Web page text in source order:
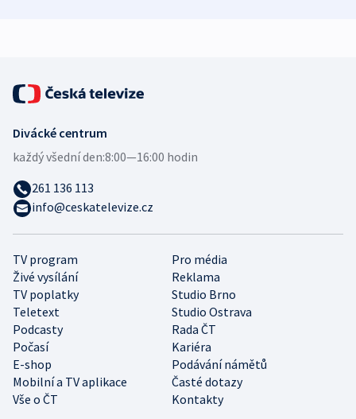
TV program
Pro média
Živé vysílání
Reklama
TV poplatky
Studio Brno
Teletext
Studio Ostrava
Podcasty
Rada ČT
Počasí
Kariéra
E-shop
Podávání námětů
Mobilní a TV aplikace
Časté dotazy
Vše o ČT
Kontakty
Divácké centrum
každý všední den:8:00—16:00 hodin
261 136 113
info@ceskatelevize.cz